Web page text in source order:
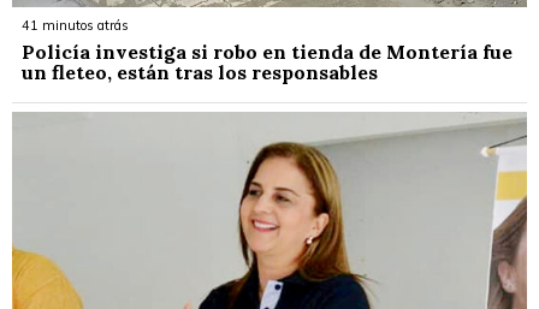
41 minutos atrás
Policía investiga si robo en tienda de Montería fue
un fleteo, están tras los responsables